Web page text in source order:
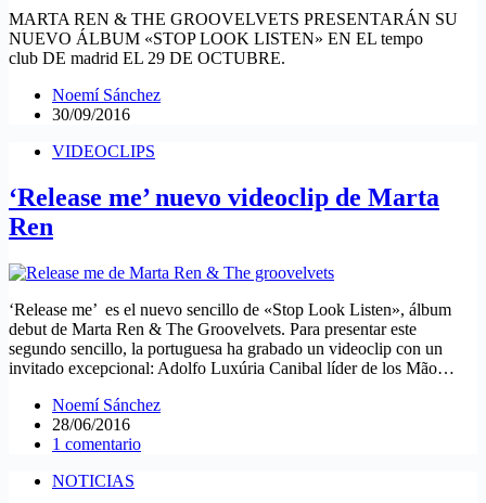
MARTA REN & THE GROOVELVETS PRESENTARÁN SU
NUEVO ÁLBUM «STOP LOOK LISTEN» EN EL tempo
club DE madrid EL 29 DE OCTUBRE.
Noemí Sánchez
30/09/2016
VIDEOCLIPS
‘Release me’ nuevo videoclip de Marta
Ren
‘Release me’ es el nuevo sencillo de «Stop Look Listen», álbum
debut de Marta Ren & The Groovelvets. Para presentar este
segundo sencillo, la portuguesa ha grabado un videoclip con un
invitado excepcional: Adolfo Luxúria Canibal líder de los Mão…
Noemí Sánchez
28/06/2016
1 comentario
NOTICIAS